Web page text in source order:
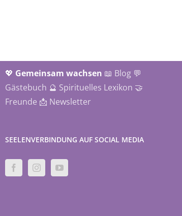
💖 Gemeinsam wachsen 📖 Blog 💬
Gästebuch 🔮 Spirituelles Lexikon 🤝
Freunde 📩 Newsletter
SEELENVERBINDUNG AUF SOCIAL MEDIA